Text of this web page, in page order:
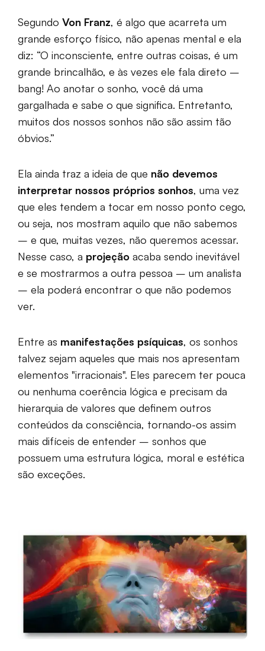
Segundo Von Franz, é algo que acarreta um
grande esforço físico, não apenas mental e ela
diz: “O inconsciente, entre outras coisas, é um
grande brincalhão, e às vezes ele fala direto –
bang! Ao anotar o sonho, você dá uma
gargalhada e sabe o que significa. Entretanto,
muitos dos nossos sonhos não são assim tão
óbvios.”
Ela ainda traz a ideia de que não devemos
interpretar nossos próprios sonhos, uma vez
que eles tendem a tocar em nosso ponto cego,
ou seja, nos mostram aquilo que não sabemos
– e que, muitas vezes, não queremos acessar.
Nesse caso, a projeção acaba sendo inevitável
e se mostrarmos a outra pessoa – um analista
– ela poderá encontrar o que não podemos
ver.
Entre as manifestações psíquicas, os sonhos
talvez sejam aqueles que mais nos apresentam
elementos "irracionais". Eles parecem ter pouca
ou nenhuma coerência lógica e precisam da
hierarquia de valores que definem outros
conteúdos da consciência, tornando-os assim
mais difíceis de entender – sonhos que
possuem uma estrutura lógica, moral e estética
são exceções.